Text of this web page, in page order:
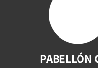
PABELLÓN